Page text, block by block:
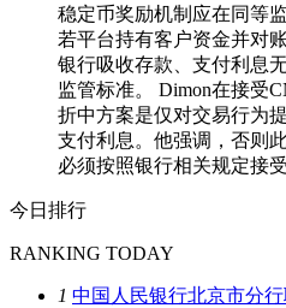
稳定币奖励机制应在同等
若平台持有客户资金并对
银行吸收存款、支付利息
监管标准。 Dimon在接受
折中方案是仅对交易行为
支付利息。他强调，否则
必须按照银行相关规定接受
今日排行
RANKING TODAY
1 中国人民银行北京市分